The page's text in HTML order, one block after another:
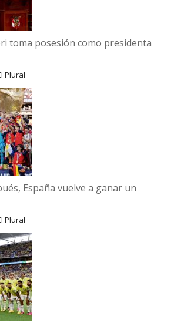
toma posesión como presidenta
Plural
España vuelve a ganar un
Plural